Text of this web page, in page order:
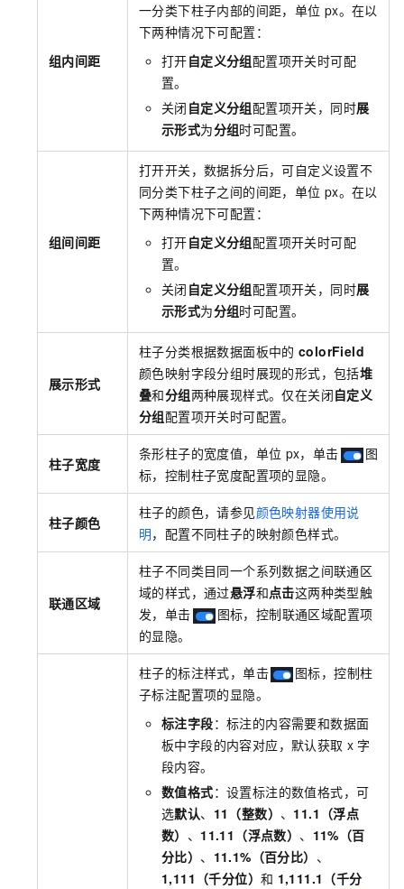
组内间距
一分类下柱子内部的间距，单位 px。在以
下两种情况下可配置：
打开自定义分组配置项开关时可配
置。
关闭 自定义分组配置项开关，同时展
示形式为分组时可配置。
组间间距
打开开关，数据拆分后，可自定义设置不
同分类下柱子之间的间距，单位 px。在以
下两种情况下可配置：
打开自定义分组配置项开关时可配
置。
关闭 自定义分组配置项开关，同时展
示形式为分组时可配置。
展示形式
柱子分类根据数据面板中的 colorField
颜色映射字段分组时展现的形式，包括堆
叠和分组两种展现样式。仅在关闭自定义
分组配置项开关时可配置。
柱子宽度
条形柱子的宽度值，单位 px，单击
图
标，控制柱子宽度配置项的显隐。
柱子颜色
柱子的颜色，请参见颜色映射器使用说
明，配置不同柱子的映射颜色样式。
联通区域
柱子不同类目同一个系列数据之间联通区
域的样式，通过悬浮和点击这两种类型触
发，单击
图标，控制联通区域配置项
的显隐。
柱子的标注样式，单击
图标，控制柱
子标注配置项的显隐。
标注字段：标注的内容需要和数据面
板中字段的内容对应，默认获取 x 字
段内容。
数值格式：设置标注的数值格式，可
选默认、 11（整数） 、 11.1（浮点
数） 、 11.11（浮点数） 、 11%（百
分比） 、 11.1%（百分比） 、
1,111（千分位） 和 1,111.1（千分